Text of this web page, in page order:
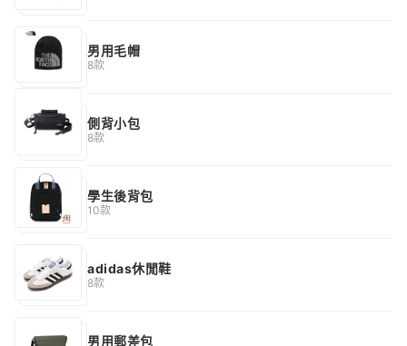
男用毛帽
8款
側背小包
8款
學生後背包
10款
adidas休閒鞋
8款
男用郵差包